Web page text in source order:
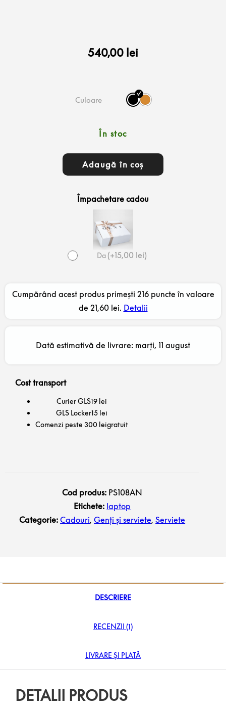
540,00 lei
Culoare
În stoc
Cantitate Servietă laptop din piele naturală
Adaugă în coș
Împachetare cadou
Da (+15,00 lei)
Cumpărând acest produs primești 216 puncte în valoare
de 21,60 lei. Detalii
Dată estimativă de livrare: marți, 11 august
Cost transport
Curier GLS19 lei
GLS Locker15 lei
Comenzi peste 300 leigratuit
Cod produs: PS108AN
Etichete: laptop
Categorie:Cadouri,Genți și serviete,Serviete
DESCRIERE
RECENZII (1)
LIVRARE ȘI PLATĂ
DETALII PRODUS